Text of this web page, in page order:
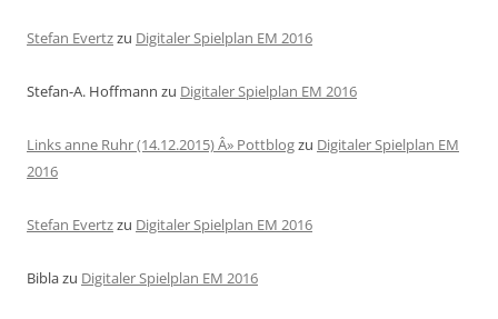
Stefan Evertzzu Digitaler Spielplan EM 2016
Stefan-A. Hoffmann zu Digitaler Spielplan EM 2016
Links anne Ruhr (14.12.2015) Â» Pottblogzu Digitaler Spielplan EM
2016
Stefan Evertzzu Digitaler Spielplan EM 2016
Biblazu Digitaler Spielplan EM 2016